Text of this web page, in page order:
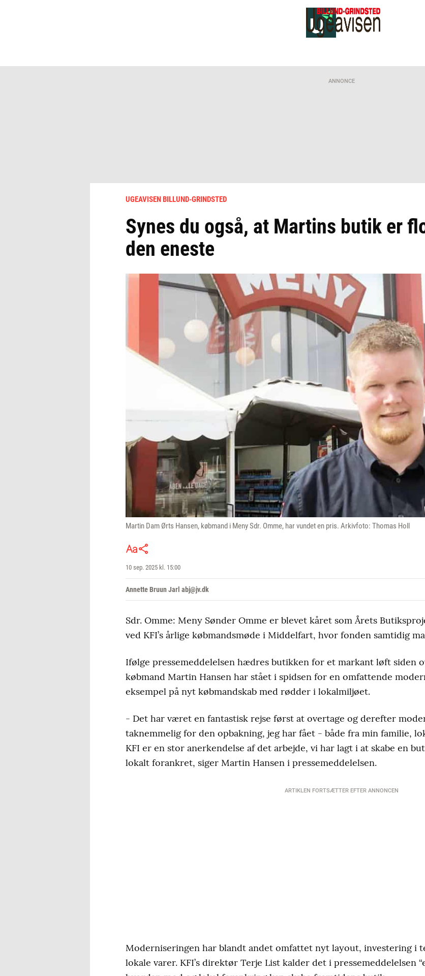
ANNONCE
UGEAVISEN BILLUND-GRINDSTED
Synes du også, at Martins butik er
den eneste
Martin Dam Ørts Hansen, købmand i Meny Sdr. Omme, har vundet en pris. Arkivfoto: Thomas Holl
10 sep. 2025 kl. 15:00
Annette Bruun Jarl abj@jv.dk
Sdr. Omme: Meny Sønder Omme er blevet kåret som Årets
ved KFI’s årlige købmandsmøde i Middelfart, hvor fonden samtidig
Ifølge pressemeddelelsen hædres butikken for et markant løft siden
købmand Martin Hansen har stået i spidsen for en omfattende
eksempel på nyt købmandskab med rødder i lokalmiljøet.
- Det har været en fantastisk rejse først at overtage og derefter
taknemmelig for den opbakning, jeg har fået - både fra min familie,
KFI er en stor anerkendelse af det arbejde, vi har lagt i at skabe en
lokalt forankret, siger Martin Hansen i pressemeddelelsen.
ARTIKLEN FORTSÆTTER EFTER ANNONCEN
Moderniseringen har blandt andet omfattet nyt layout, investering i
lokale varer. KFI’s direktør Terje List kalder det i pressemeddelelsen